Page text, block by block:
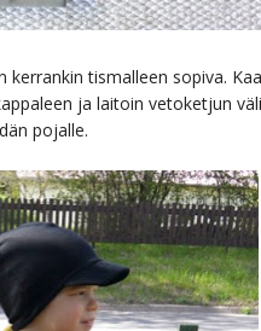
tismalleen sopiva.
ja laitoin vetoketjun
pojalle.